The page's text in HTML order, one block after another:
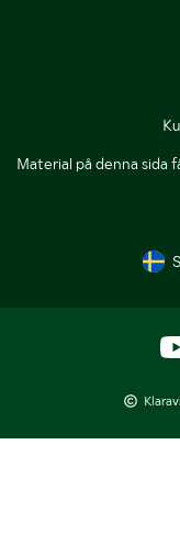
Material på denna sida